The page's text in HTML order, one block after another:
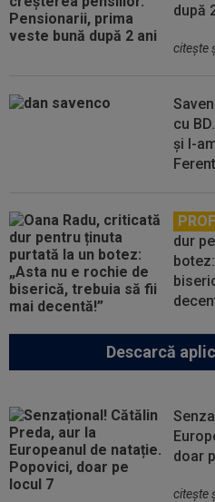
după
citeşte
cu
și l-
dur
Descarcă
doar
citeşte